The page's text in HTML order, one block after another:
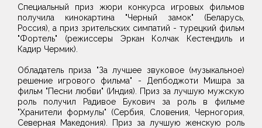
Специальный приз жюри конкурса игровых фильмов
получила кинокартина "Черный замок" (Беларусь,
Россия), а приз зрительских симпатий - турецкий фильм
"Фортель" (режиссеры Эркан Колчак Кестендиль и
Кадир Чермик).
Обладатель приза "За лучшее звуковое (музыкальное)
решение игрового фильма" - Депбоджоти Мишра за
фильм "Песни любви" (Индия). Приз за лучшую мужскую
роль получил Радивое Букович за роль в фильме
"Хранители формулы" (Сербия, Словения, Черногория,
Северная Македония). Приз за лучшую женскую роль